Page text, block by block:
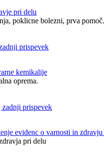
pri delu
poklicne bolezni, prva pomoč.
kemikalije
oprema.
evidenc o varnosti in
pri delu